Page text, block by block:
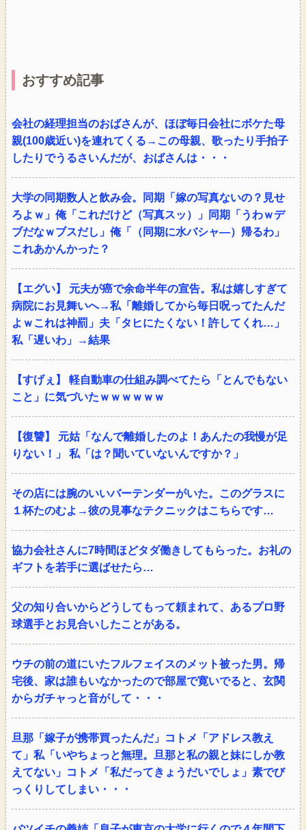
おすすめ記事
会社の経理担当のおばさんが、ほぼ毎日会社にボケた母
親(100歳近い)を連れてくる→この母親、歌ったり手拍子
したりでうるさいんだが、おばさんは・・・
大学の同期数人と飲み会。同期「嫁の写真ないの？見せ
ろよｗ」俺「これだけど（写真スッ）」同期「うわｗデ
ブだなｗブスだし」俺「（同期に水バシャ―）帰るわ」
これあかんかった？
【エグい】 元夫が癌で余命半年の宣告。私は嬉しすぎて
病院にお見舞いへ→私「離婚してから毎日呪ってたんだ
よｗこれは神罰」夫「タヒにたくない！許してくれ…」
私「遅いわ」→結果
【すげぇ】 軽自動車の仕組み調べてたら「とんでもない
こと」に気づいたｗｗｗｗｗｗ
【復讐】 元姑「なんで離婚したのよ！あんたの我慢が足
りない！」 私「は？聞いていないんですか？」
その店には腕のいいバーテンダーがいた。このグラスに
１杯たのむよ→彼の見事なテクニックはこちらです…
協力会社さんに7時間ほどタダ働きしてもらった。お礼の
ギフトを若手に選ばせたら…
父の知り合いからどうしてもって頼まれて、あるプロ野
球選手とお見合いしたことがある。
ウチの前の道にいたフルフェイスのメット被った男。帰
宅後、家は誰もいなかったので部屋で寛いでると、玄関
からガチャっと音がして・・・
旦那「嫁子が携帯買ったんだ」コトメ「アドレス教え
て」私「いやちょっと無理。旦那と私の親と妹にしか教
えてない」コトメ「私だってきょうだいでしょ」素でび
っくりしてしまい・・・